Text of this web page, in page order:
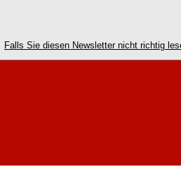
Falls Sie diesen Newsletter nicht richtig